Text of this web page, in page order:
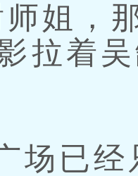
姐，
拉着
已经